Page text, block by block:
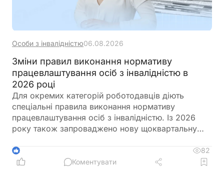
Особи з інвалідністю06.08.2026
Зміни правил виконання нормативу
працевлаштування осіб з інвалідністю в
2026 році
Для окремих категорій роботодавців діють
спеціальні правила виконання нормативу
працевлаштування осіб з інвалідністю. Із 2026
року також запроваджено нову щоквартальну
внеску у разі невиконання нормативу
1
82
Коментувати